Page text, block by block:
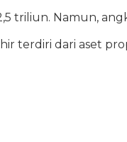
triliun. Namun,
terdiri dari aset